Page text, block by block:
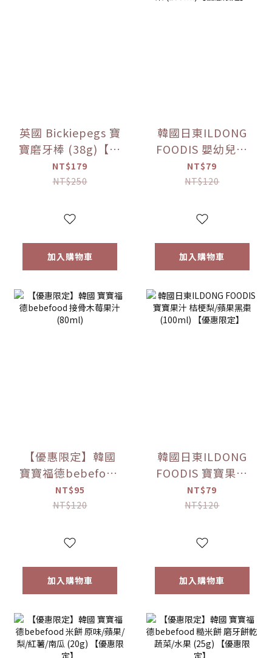
英國 Bickiepegs 寶
寶磨牙棒 (38g)【優
惠限定】
NT$179
NT$250
加入購物車
韓國日東ILDONG
FOODIS 嬰幼兒果
果 (100ml)【優惠
NT$79
NT$120
加入購物車
【優惠限定】韓國
寶寶福德bebefood
接骨木莓果汁
(80ml)
NT$95
NT$120
加入購物車
韓國日東ILDONG
FOODIS 寶寶果汁
桔梗梨/蘋果黑棗
(100ml) 【優惠限
NT$79
NT$120
加入購物車